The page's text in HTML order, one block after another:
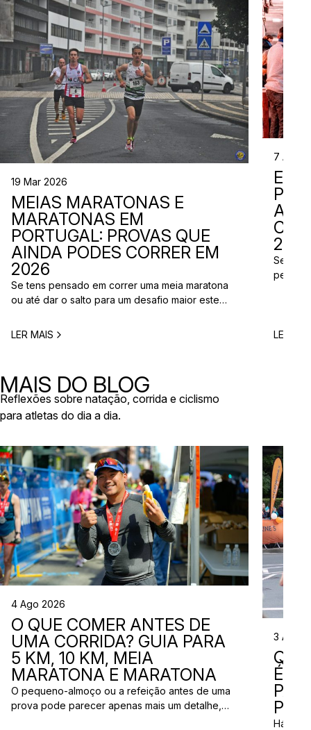
19 Mar 2026
MEIAS MARATONAS E
MARATONAS EM
PORTUGAL: PROVAS QUE
AINDA PODES CORRER EM
2026
Se tens pensado em correr uma meia maratona
ou até dar o salto para um desafio maior este
planear. Entre a primavera e o verão, o
LER MAIS
7 Abr
Se
perto
LER
MAIS DO BLOG
Reflexões sobre natação, corrida e ciclismo
para atletas do dia a dia.
4 Ago 2026
O QUE COMER ANTES DE
UMA CORRIDA? GUIA PARA
5 KM, 10 KM, MEIA
MARATONA E MARATONA
O pequeno-almoço ou a refeição antes de uma
prova pode parecer apenas mais um detalhe,
3 Ago
ÉS?
Há